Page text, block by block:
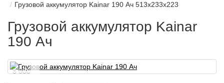
Грузовой аккумулятор Kainar 190 Ач 513x233x223
Грузовой аккумулятор Kainar
190 Ач
8 000